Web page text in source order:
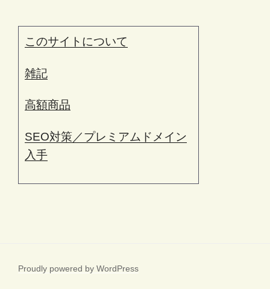
このサイトについて
雑記
高額商品
SEO対策／プレミアムドメイン
入手
Proudly powered by WordPress